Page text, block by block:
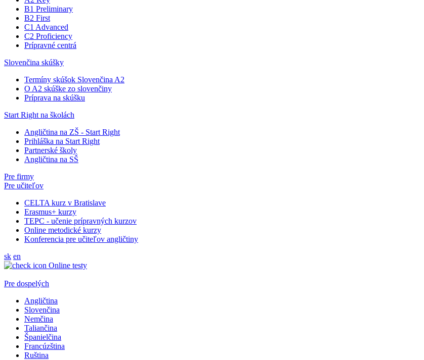
B1 Preliminary
B2 First
C1 Advanced
C2 Proficiency
Prípravné centrá
Slovenčina skúšky
Termíny skúšok Slovenčina A2
O A2 skúške zo slovenčiny
Príprava na skúšku
Start Right na školách
Angličtina na ZŠ - Start Right
Prihláška na Start Right
Partnerské školy
Angličtina na SŠ
Pre firmy
Pre učiteľov
CELTA kurz v Bratislave
Erasmus+ kurzy
TEPC - učenie prípravných kurzov
Online metodické kurzy
Konferencia pre učiteľov angličtiny
sk en
Online testy
Pre dospelých
Angličtina
Slovenčina
Nemčina
Taliančina
Španielčina
Francúzština
Ruština